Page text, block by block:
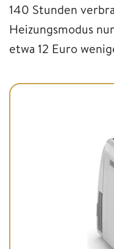
140 Stunden
Heizungsmodus
etwa 12 Euro